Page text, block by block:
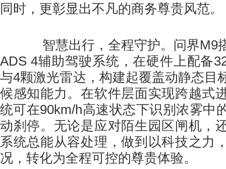
同时，更彰显出不凡的商务尊贵风范。
智慧出行，全程守护。问界M9
ADS 4辅助驾驶系统，在硬件上配备
与4颗激光雷达，构建起覆盖动静态目
候感知能力。在软件层面实现跨越式
统可在90km/h高速状态下识别浓雾中
动刹停。无论是应对陌生园区闸机，
系统总能从容处理，做到以科技之力
况，转化为全程可控的尊贵体验。